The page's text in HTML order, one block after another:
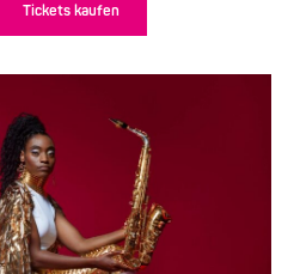
Tickets kaufen